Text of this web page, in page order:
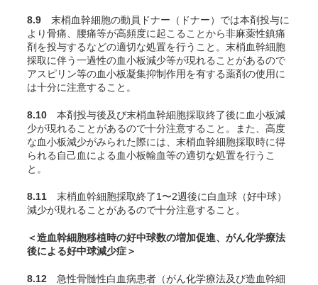
8.9 末梢血幹細胞の動員ドナー（ドナー）では本剤投与に
より骨痛、腰痛等が高頻度に起こることから非麻薬性鎮痛
剤を投与するなどの適切な処置を行うこと。末梢血幹細胞
採取に伴う一過性の血小板減少等が現れることがあるので
アスピリン等の血小板凝集抑制作用を有する薬剤の使用に
は十分に注意すること。
8.10 本剤投与後及び末梢血幹細胞採取終了後に血小板減
少が現れることがあるので十分注意すること。また、高度
な血小板減少がみられた際には、末梢血幹細胞採取時に得
られる自己血による血小板輸血等の適切な処置を行うこ
と。
8.11 末梢血幹細胞採取終了1〜2週後に白血球（好中球）
減少が現れることがあるので十分注意すること。
＜造血幹細胞移植時の好中球数の増加促進、がん化学療法
後による好中球減少症＞
8.12 急性骨髄性白血病患者（がん化学療法及び造血幹細